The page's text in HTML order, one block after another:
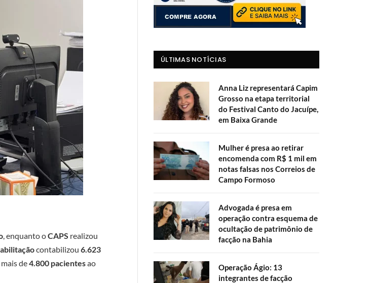
, enquanto oCAPS realizou
contabilizou6.623
de4.800 pacientesao
ÚLTIMAS NOTÍCIAS
Anna Liz representará Capim
Grosso na etapa territorial
do Festival Canto do Jacuípe,
em Baixa Grande
Mulher é presa ao retirar
encomenda com R$ 1 mil em
notas falsas nos Correios de
Campo Formoso
Advogada é presa em
operação contra esquema de
ocultação de patrimônio de
facção na Bahia
Operação Ágio: 13
integrantes de facção